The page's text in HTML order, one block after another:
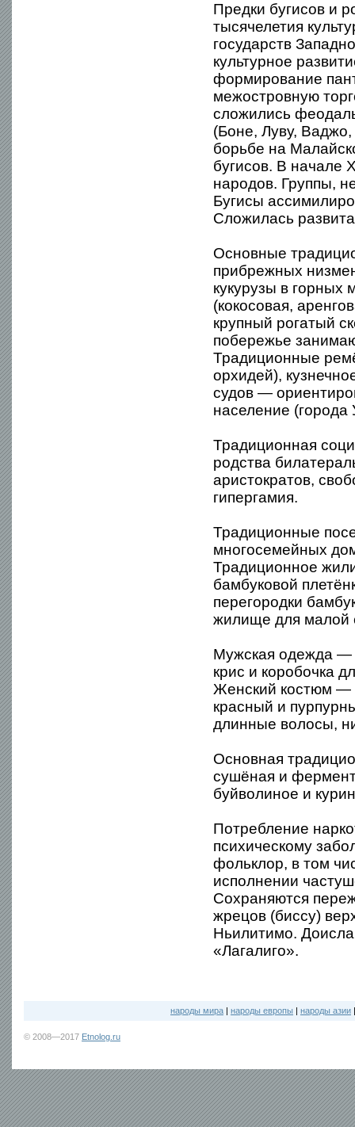
Предки бугисов и
тысячелетия
государств
культурное
формирование
межостровную
сложились
(Боне, Луву, Ваджо,
борьбе на
бугисов. В начале
народов. Группы,
Бугисы
Сложилась
Основные
прибрежных
кукурузы в горных
(кокосовая,
крупный рогатый
побережье
Традиционные
орхидей),
судов —
население (города
Традиционная
родства
аристократов,
гипергамия.
Традиционные
многосемейных
Традиционное
бамбуковой
перегородки
жилище для малой
Мужская одежда —
крис и коробочка
Женский костюм —
красный и
длинные волосы,
Основная
сушёная и
буйволиное и
Потребление
психическому
фольклор, в том
исполнении
Сохраняются
жрецов (биссу)
Ньилитимо.
«Лагалиго».
народы мира | народы европы | народы азии
© 2008—2017 Etnolog.ru